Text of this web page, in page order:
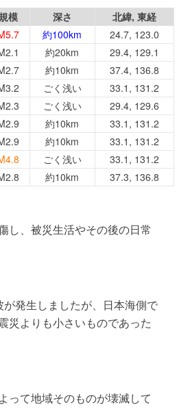
模 深さ
北緯, 東経
約100km
24.7, 123.0
約20km
29.4, 129.1
約10km
37.4, 136.8
ごく浅い
33.1, 131.2
ごく浅い
29.4, 129.6
約10km
33.1, 131.2
約10km
33.1, 131.2
ごく浅い
33.1, 131.2
約10km 37.3, 136.8
し、被災生活やその後の日常
発生しましたが、日本海側で
災よりも小さいものであった
って地域そのものが壊滅して